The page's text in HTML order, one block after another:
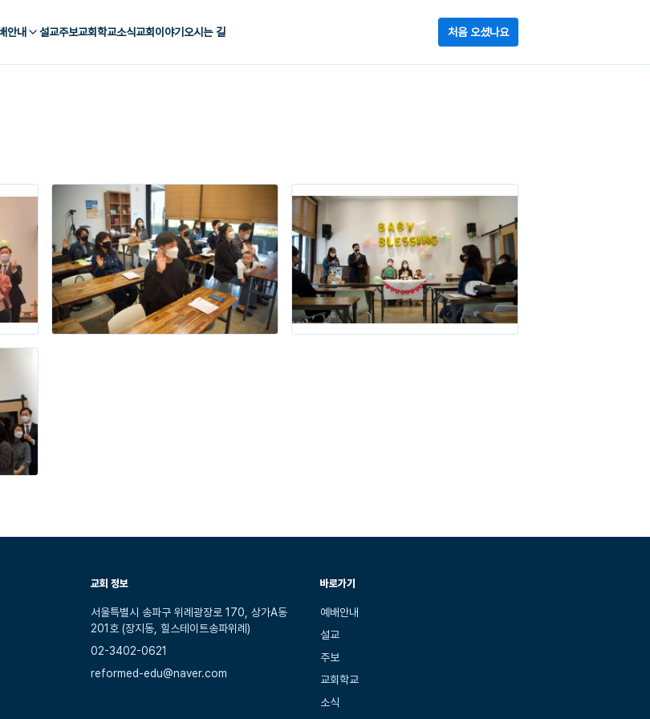
안내 설교주보교회학교소식교회이야기 오시는 길 처음 오셨나요
교회 정보
서울특별시 송파구 위례광장로 170, 상가A동
201호 (장지동, 힐스테이트송파위례)
02-3402-0621
reformed-edu@naver.com
바로가기
예배안내
설교
주보
교회학교
소식